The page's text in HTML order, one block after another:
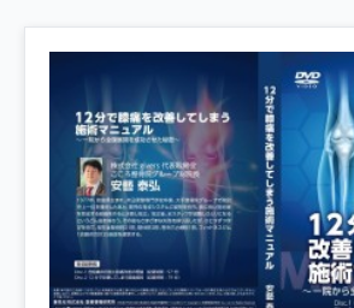
こころ整体院 ザ・モール仙台長町院
4院の比較・選び方
ぎっくり腰
股関節痛
五十肩
猫背・姿勢矯正
椎間板ヘルニア
よくある質問
ご予約・お問い合わせ
医師・専門家の推薦
ブランド全体トップ（全国125院）
全国の店舗一覧
仙台4院から予約する
SENDAI AREA
仙台の4院から、
あなたの一院を。